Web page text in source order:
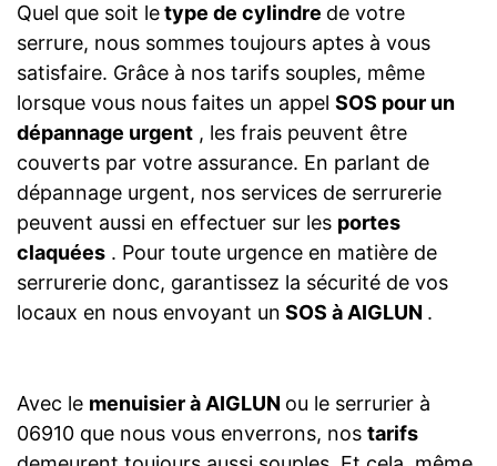
Quel que soit letype de cylindre de votre
serrure, nous sommes toujours aptes à vous
satisfaire. Grâce à nos tarifs souples, même
lorsque vous nous faites un appel SOS pour un
dépannage urgent , les frais peuvent être
couverts par votre assurance. En parlant de
dépannage urgent, nos services de serrurerie
peuvent aussi en effectuer sur les portes
claquées . Pour toute urgence en matière de
serrurerie donc, garantissez la sécurité de vos
locaux en nous envoyant un SOS à AIGLUN .
Avec le menuisier à AIGLUN ou le serrurier à
06910 que nous vous enverrons, nos tarifs